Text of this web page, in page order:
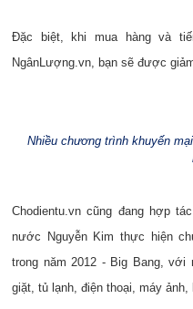
Đặc biệt, khi mua hàng và
NgânLượng.vn, bạn sẽ được
Nhiều chương trình khuyến
Chodientu.vn cũng đang hợp
nước Nguyễn Kim thực hiện
trong năm 2012 - Big Bang,
giặt, tủ lạnh, điện thoại, máy